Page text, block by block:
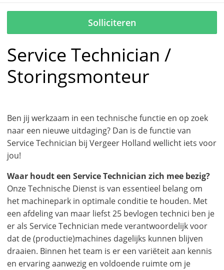
Solliciteren
Service Technician /
Storingsmonteur
Ben jij werkzaam in een technische functie en op zoek
naar een nieuwe uitdaging? Dan is de functie van
Service Technician bij Vergeer Holland wellicht iets voor
jou!
Waar houdt een Service Technician zich mee bezig?
Onze Technische Dienst is van essentieel belang om
het machinepark in optimale conditie te houden. Met
een afdeling van maar liefst 25 bevlogen technici ben je
er als Service Technician mede verantwoordelijk voor
dat de (productie)machines dagelijks kunnen blijven
draaien. Binnen het team is er een variëteit aan kennis
en ervaring aanwezig en voldoende ruimte om je